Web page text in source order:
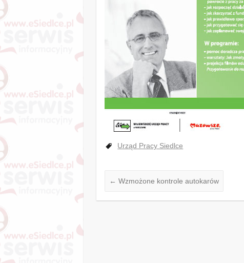
Urząd Pracy Siedlce
← Wzmożone kontrole autokarów